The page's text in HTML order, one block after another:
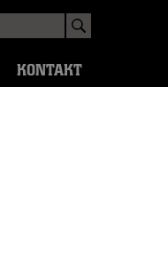
KONTAKT